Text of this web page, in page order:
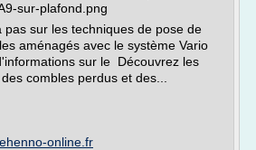
sur-plafond.png
pas sur les techniques de pose de
aménagés avec le système Vario
sur le Découvrez les
combles perdus et des...
online.fr